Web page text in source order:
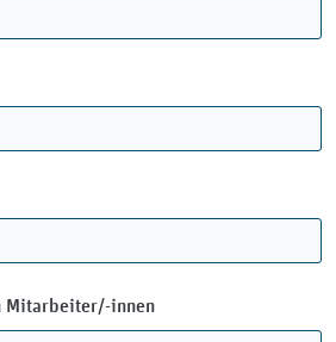
Mitarbeiter/-innen